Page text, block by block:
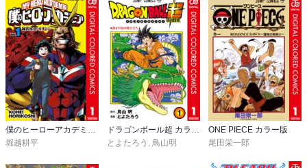
僕のヒーローアカデミア カラー版
堀越耕平
ドラゴンボール超 カラー版
とよたろう , 鳥山明
ONE PIECE カラー版
尾田栄一郎